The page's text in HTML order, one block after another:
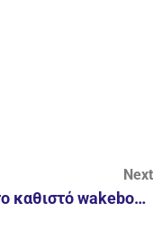
Next
Ο Γιώργος Καντζίκης ανοίγει το δρόμο για αθλητές ΑΜΕΑ στο καθιστό wakeboard στην Ελλάδα